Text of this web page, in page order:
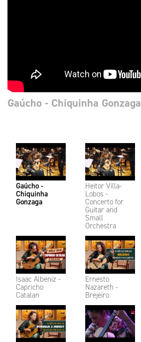
Gaúcho -
Chiquinha
Gonzaga
Heitor Villa-
Lobos -
Concerto for
Guitar and
Small
Orchestra
Isaac Albeniz -
Capricho
Catalan
Ernesto
Nazareth -
Brejeiro
Gaúcho - Chiquinha Gonzaga